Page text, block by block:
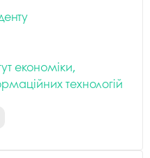
економіки,
технологій